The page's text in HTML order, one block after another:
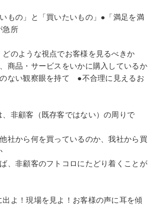
」と「買いたいもの」●「満足を満
急所
ような視点でお客様を見るべきか
・サービスをいかに購入しているか
い観察眼を持て ●不合理に見えるお
顧客（既存客ではない）の周りで
ら何を買っているのか、我社から買
顧客のフトコロにたどり着くことが
！現場を見よ！お客様の声に耳を傾